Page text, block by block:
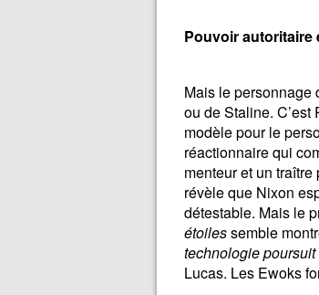
Pouvoir autoritaire
Mais le personnage
ou de Staline.
modèle pour le
réactionnaire qui
menteur et un
révèle que Nixon
détestable. Mais le
étoilessemble
technologie
Lucas. Les Ewoks